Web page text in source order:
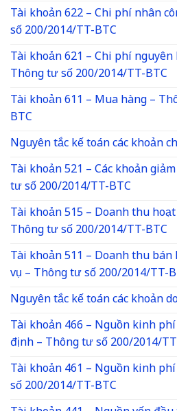
Tài khoản 622 – Chi phí nhân
số 200/2014/TT-BTC
Tài khoản 621 – Chi phí
Thông tư số 200/2014/TT-BTC
Tài khoản 611 – Mua hàng –
BTC
Nguyên tắc kế toán các khoản
Tài khoản 521 – Các khoản
tư số 200/2014/TT-BTC
Tài khoản 515 – Doanh thu
Thông tư số 200/2014/TT-BTC
Tài khoản 511 – Doanh thu
vụ – Thông tư số 200/2014/TT-
Nguyên tắc kế toán các khoản
Tài khoản 466 – Nguồn kinh
định – Thông tư số 200/2014/
Tài khoản 461 – Nguồn kinh
số 200/2014/TT-BTC